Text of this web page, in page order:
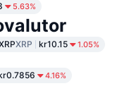
5.63%
XRP kr10.15 1.05%
4.16%